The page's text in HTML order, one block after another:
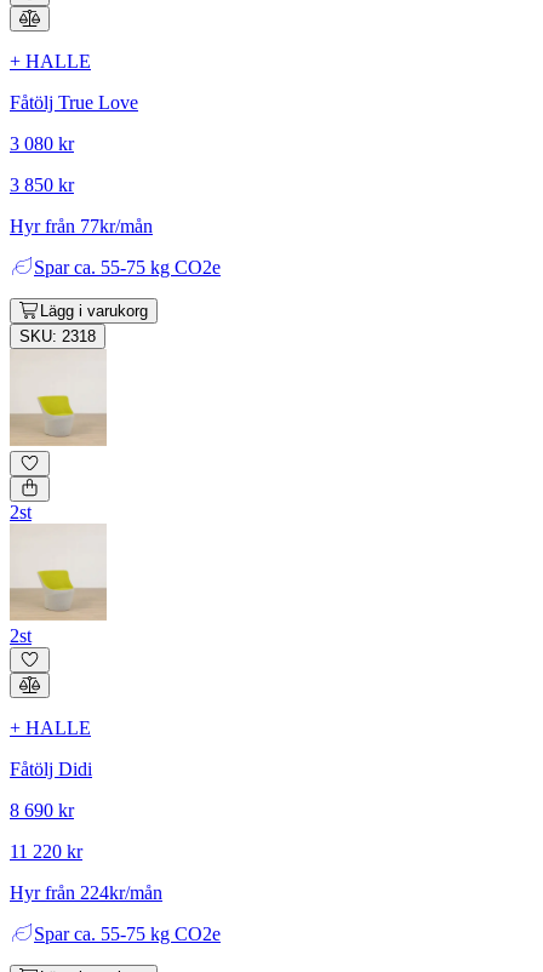
+ HALLE
Fåtölj True Love
3 080 kr
3 850 kr
Hyr från 77kr/mån
Spar ca. 55-75 kg CO2e
Lägg i varukorg
SKU: 2318
2st
2st
+ HALLE
Fåtölj Didi
8 690 kr
11 220 kr
Hyr från 224kr/mån
Spar ca. 55-75 kg CO2e